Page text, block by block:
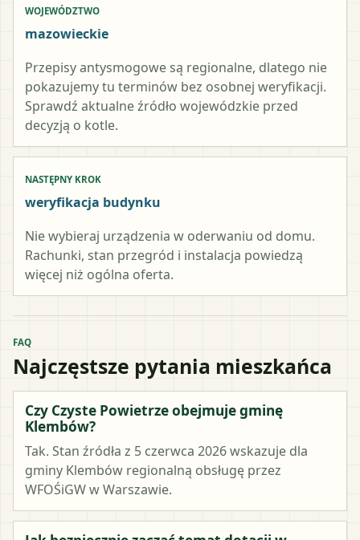
WOJEWÓDZTWO
mazowieckie
Przepisy antysmogowe są regionalne, dlatego nie
pokazujemy tu terminów bez osobnej weryfikacji.
Sprawdź aktualne źródło wojewódzkie przed
decyzją o kotle.
NASTĘPNY KROK
weryfikacja budynku
Nie wybieraj urządzenia w oderwaniu od domu.
Rachunki, stan przegród i instalacja powiedzą
więcej niż ogólna oferta.
FAQ
Najczęstsze pytania mieszkańca
Czy Czyste Powietrze obejmuje gminę
Klembów?
Tak. Stan źródła z 5 czerwca 2026 wskazuje dla
gminy Klembów regionalną obsługę przez
WFOŚiGW w Warszawie.